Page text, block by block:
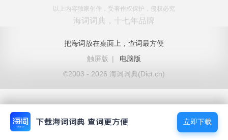
以上内容独家创作，受著作权保护，侵权必究
海词词典，十七年品牌
把海词放在桌面上，查词最方便
触屏版
|
电脑版
©2003 - 2026 海词词典(Dict.cn)
立即下载
立即下载